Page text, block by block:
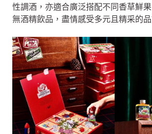
性調酒，亦適合廣泛搭配不同香草鮮
無酒精飲品，盡情感受多元且精采的品